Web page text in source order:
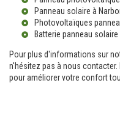
Panneau solaire à
Photovoltaïques
Batterie panneau solaire
Pour plus d'informations sur
n'hésitez pas à nous
pour améliorer votre confort